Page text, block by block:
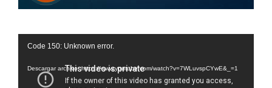
Reproductor
vídeo
Code 150: Unknown error.
Descargar archivo: https://www.youtube.com/watch?v=7WLuvspCYwE&_=1